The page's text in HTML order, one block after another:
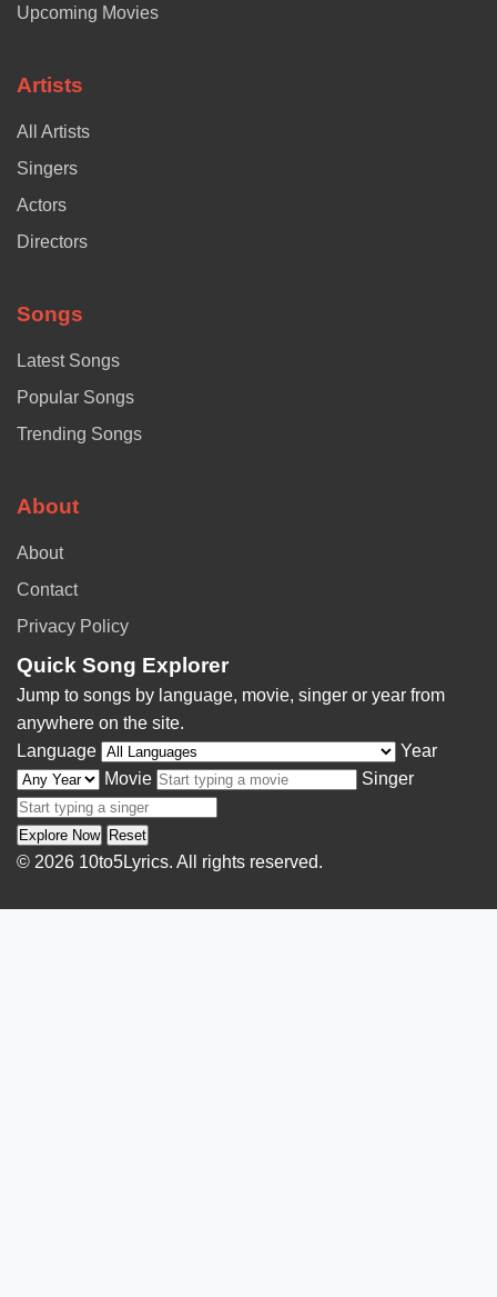
Upcoming Movies
Artists
All Artists
Singers
Actors
Directors
Songs
Latest Songs
Popular Songs
Trending Songs
About
About
Contact
Privacy Policy
Quick Song Explorer
Jump to songs by language, movie, singer or year from
anywhere on the site.
Language
Year
Movie
Singer
Explore Now Reset
© 2026 10to5Lyrics. All rights reserved.